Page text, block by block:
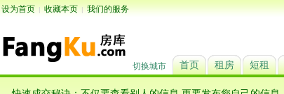
设为首页 | 收藏本页 | 我们的服务
切换城市 首页 租房 短租